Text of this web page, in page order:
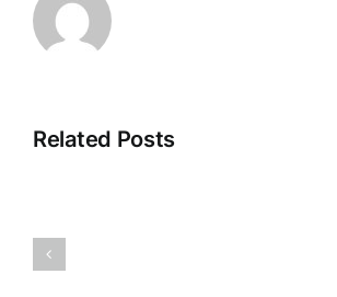
Related Posts